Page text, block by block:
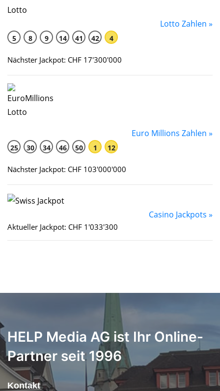
Lotto Zahlen »
5 8 9 14 41 42 4
Nächster Jackpot: CHF 17'300'000
Euro Millions Zahlen »
25 30 34 46 50 1 12
Nächster Jackpot: CHF 103'000'000
Casino Jackpots »
Aktueller Jackpot: CHF 1'033'300
HELP Media AG ist Ihr Online-
Partner seit 1996
Kontakt